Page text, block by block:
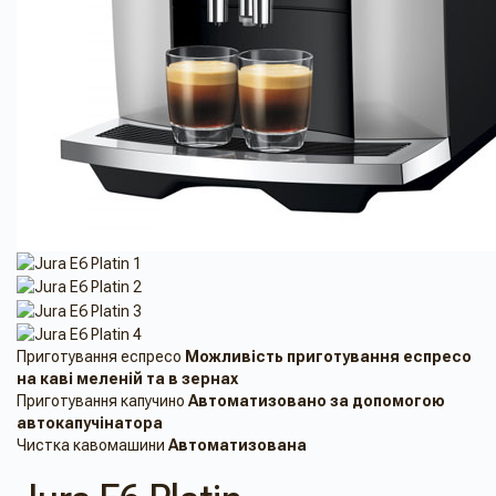
Приготування еспресо Можливість приготування еспресо
на кавi меленiй та в зернах
Приготування капучино Автоматизовано за допомогою
автокапучінатора
Чистка кавомашини Автоматизована